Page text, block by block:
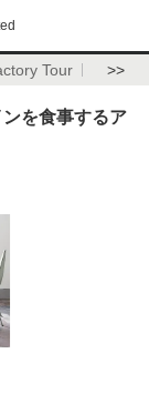
Tour >>
を食事するア